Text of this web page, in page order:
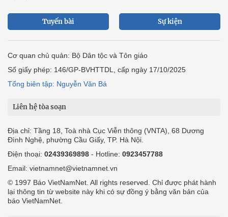
Tuyến bài Sự kiện
Cơ quan chủ quản: Bộ Dân tộc và Tôn giáo
Số giấy phép: 146/GP-BVHTTDL, cấp ngày 17/10/2025
Tổng biên tập: Nguyễn Văn Bá
Liên hệ tòa soạn
Địa chỉ: Tầng 18, Toà nhà Cục Viễn thông (VNTA), 68 Dương
Đình Nghệ, phường Cầu Giấy, TP. Hà Nội.
Điện thoại: 02439369898 - Hotline: 0923457788
Email: vietnamnet@vietnamnet.vn
© 1997 Báo VietNamNet. All rights reserved. Chỉ được phát hành
lại thông tin từ website này khi có sự đồng ý bằng văn bản của
báo VietNamNet.